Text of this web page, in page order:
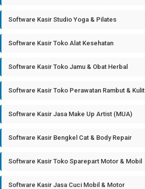
Software Kasir Studio Yoga & Pilates
Software Kasir Toko Alat Kesehatan
Software Kasir Toko Jamu & Obat Herbal
Software Kasir Toko Perawatan Rambut & Kulit
Software Kasir Jasa Make Up Artist (MUA)
Software Kasir Bengkel Cat & Body Repair
Software Kasir Toko Sparepart Motor & Mobil
Software Kasir Jasa Cuci Mobil & Motor